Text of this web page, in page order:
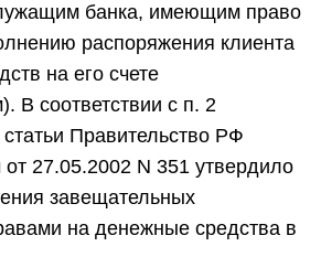
банка, имеющим право
распоряжения клиента
на его счете
В соответствии с п. 2
Правительство РФ
27.05.2002 N 351 утвердило
завещательных
на денежные средства в